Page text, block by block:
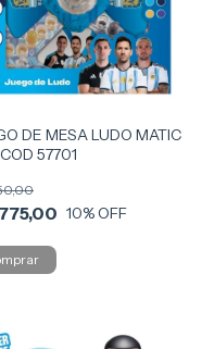
DE MESA LUDO MATIC
57701
10% OFF